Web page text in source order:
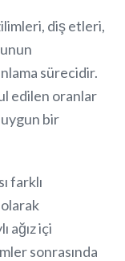
diş etleri,
sürecidir.
edilen oranlar
uygun bir
farklı
ağız içi
sonrasında